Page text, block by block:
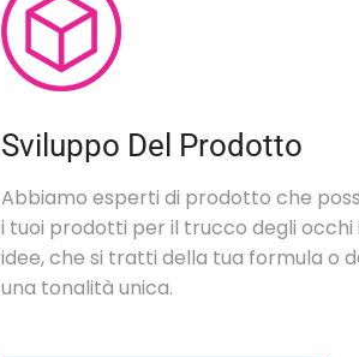
Sviluppo Del Prodotto
Abbiamo esperti di prodotto che
i tuoi prodotti per il trucco degli occhi
idee, che si tratti della tua formula o
una tonalità unica.